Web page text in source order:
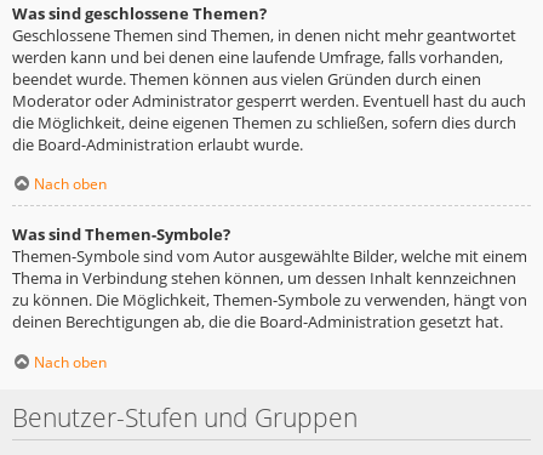
Was sind geschlossene Themen?
Geschlossene Themen sind Themen, in denen nicht mehr geantwortet
werden kann und bei denen eine laufende Umfrage, falls vorhanden,
beendet wurde. Themen können aus vielen Gründen durch einen
Moderator oder Administrator gesperrt werden. Eventuell hast du auch
die Möglichkeit, deine eigenen Themen zu schließen, sofern dies durch
die Board-Administration erlaubt wurde.
Nach oben
Was sind Themen-Symbole?
Themen-Symbole sind vom Autor ausgewählte Bilder, welche mit einem
Thema in Verbindung stehen können, um dessen Inhalt kennzeichnen
zu können. Die Möglichkeit, Themen-Symbole zu verwenden, hängt von
deinen Berechtigungen ab, die die Board-Administration gesetzt hat.
Nach oben
Benutzer-Stufen und Gruppen